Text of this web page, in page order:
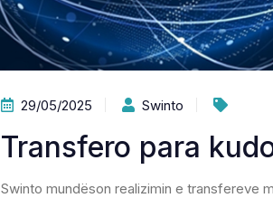
29/05/2025 Swinto
Transfero para
Swinto mundëson realizimin e transfereve